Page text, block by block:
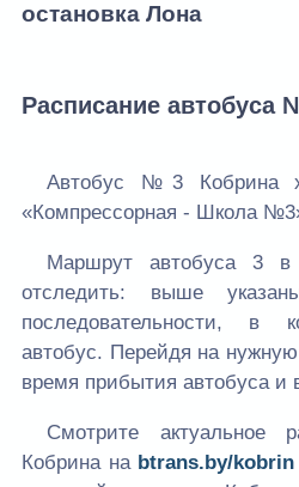
остановка Лона
Расписание автобуса
Автобус №3 Кобрина
«Компрессорная - Школа
Маршрут автобуса 3
отследить: выше
последовательности, в
автобус. Перейдя на
время прибытия автобуса и
Смотрите актуальное
Кобрина на btrans.by/kobrin